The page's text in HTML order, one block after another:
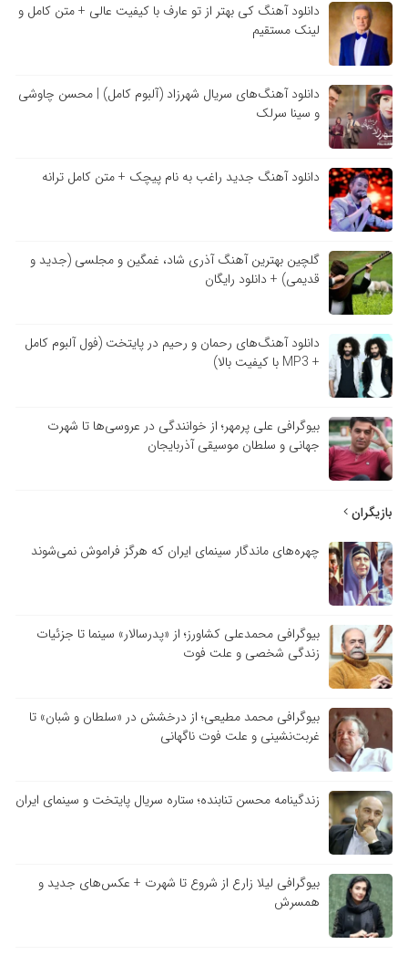
دانلود آهنگ کی بهتر از تو عارف با کیفیت عالی + متن کامل و
لینک مستقیم
دانلود آهنگ‌های سریال شهرزاد (آلبوم کامل) | محسن چاوشی
و سینا سرلک
دانلود آهنگ جدید راغب به نام پیچک + متن کامل ترانه
گلچین بهترین آهنگ آذری شاد، غمگین و مجلسی (جدید و
قدیمی) + دانلود رایگان
دانلود آهنگ‌های رحمان و رحیم در پایتخت (فول آلبوم کامل
+ MP3 با کیفیت بالا)
بیوگرافی علی پرمهر؛ از خوانندگی در عروسی‌ها تا شهرت
جهانی و سلطان موسیقی آذربایجان
بازیگران
چهره‌های ماندگار سینمای ایران که هرگز فراموش نمی‌شوند
بیوگرافی محمدعلی کشاورز؛ از «پدرسالار» سینما تا جزئیات
زندگی شخصی و علت فوت
بیوگرافی محمد مطیعی؛ از درخشش در «سلطان و شبان» تا
غربت‌نشینی و علت فوت ناگهانی
زندگینامه محسن تنابنده؛ ستاره سریال پایتخت و سینمای ایران
بیوگرافی لیلا زارع از شروع تا شهرت + عکس‌های جدید و
همسرش